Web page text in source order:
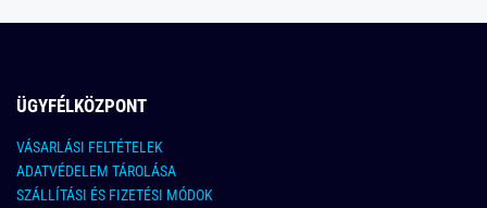
ÜGYFÉLKÖZPONT
VÁSARLÁSI FELTÉTELEK
ADATVÉDELEM TÁROLÁSA
SZÁLLÍTÁSI ÉS FIZETÉSI MÓDOK